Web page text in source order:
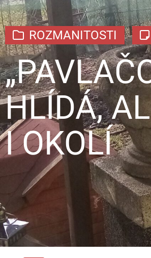
ROZMANITOSTI
HLÍDÁ,
I OKOLÍ